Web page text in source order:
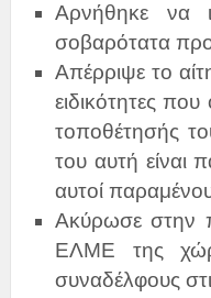
Αρνήθηκε να
σοβαρότατα
Απέρριψε το
ειδικότητες
τοποθέτησής
του αυτή είναι
αυτοί
Ακύρωσε στην
ΕΛΜΕ της
συναδέλφους